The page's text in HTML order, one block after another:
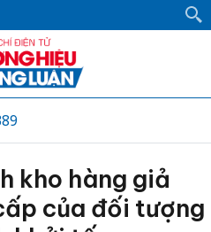
kho hàng giả
của đối tượng